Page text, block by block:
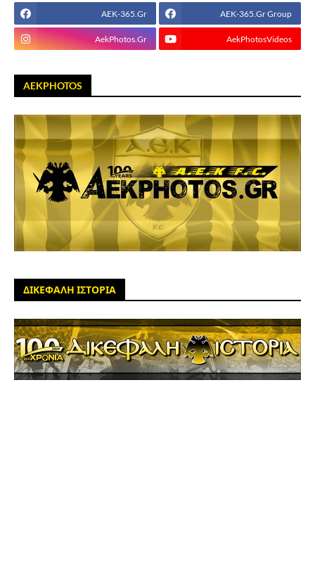
AEK-365.Gr AEK-365.Gr Group
AekPhotos.Gr AekPhotosVideos
AEKPHOTOS
ΔΙΚΕΦΑΛΗ ΙΣΤΟΡΙΑ